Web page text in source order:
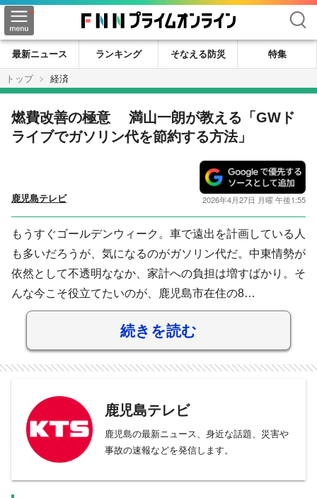
検索
最新ニュース ランキング そなえる防災
特集
トップ
経済
燃費改善の極意 満山一朗が教える「GWド
ライブでガソリン代を節約する方法」
鹿児島テレビ 2026年4月27日 月曜 午後1:55
もうすぐゴールデンウィーク。車で遠出を計画している人
も多いだろうが、気になるのがガソリン代だ。中東情勢が
依然として不透明ななか、家計への負担は増すばかり。そ
んな今こそ役立てたいのが、鹿児島市在住の8…
続きを読む
鹿児島テレビ
鹿児島の最新ニュース、身近な話題、災害や
事故の速報などを発信します。